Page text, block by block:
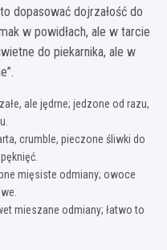
dopasować dojrzałość do
w powidłach, ale w tarcie
do piekarnika, ale w
ale jędrne; jedzone od razu,
crumble, pieczone śliwki do
mięsiste odmiany; owoce
mieszane odmiany; łatwo to